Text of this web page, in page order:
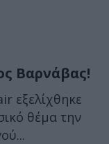
Βαρνάβας!
εξελίχθηκε
θέμα την